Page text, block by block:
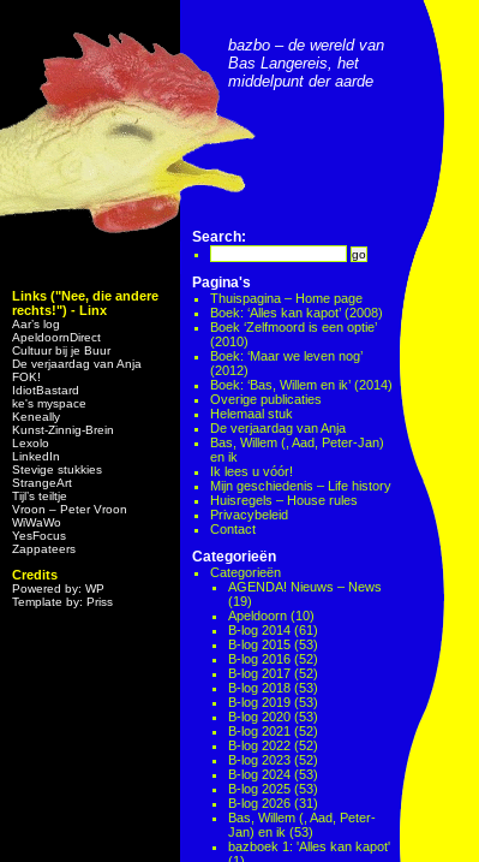
Links ("Nee, die andere
rechts!") - Linx
Aar’s log
ApeldoornDirect
Cultuur bij je Buur
De verjaardag van Anja
FOK!
IdiotBastard
ke's myspace
Keneally
Kunst-Zinnig-Brein
Lexolo
LinkedIn
Stevige stukkies
StrangeArt
Tijl’s teiltje
Vroon – Peter Vroon
WiWaWo
YesFocus
Zappateers
Credits
Powered by: WP
Template by: Priss
bazbo – de wereld van
Bas Langereis, het
middelpunt der aarde
Search:
Pagina's
Thuispagina – Home page
Boek: ‘Alles kan kapot’ (2008)
Boek ‘Zelfmoord is een optie’
(2010)
Boek: ‘Maar we leven nog’
(2012)
Boek: ‘Bas, Willem en ik’ (2014)
Overige publicaties
Helemaal stuk
De verjaardag van Anja
Bas, Willem (, Aad, Peter-Jan)
en ik
Ik lees u vóór!
Mijn geschiedenis – Life history
Huisregels – House rules
Privacybeleid
Contact
Categorieën
Categorieën
AGENDA! Nieuws – News
(19)
Apeldoorn (10)
B-log 2014 (61)
B-log 2015 (53)
B-log 2016 (52)
B-log 2017 (52)
B-log 2018 (53)
B-log 2019 (53)
B-log 2020 (53)
B-log 2021 (52)
B-log 2022 (52)
B-log 2023 (52)
B-log 2024 (53)
B-log 2025 (53)
B-log 2026 (31)
Bas, Willem (, Aad, Peter-
Jan) en ik (53)
bazboek 1: 'Alles kan kapot'